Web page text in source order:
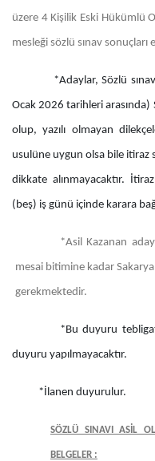
üzere 4 Kişilik Eski Hükümlü
mesleği sözlü sınav sonuçları
*Adaylar, Sözlü sınav
Ocak 2026 tarihleri arasında)
olup, yazılı olmayan
usulüne uygun olsa bile itiraz
dikkate alınmayacaktır.
(beş) iş günü içinde karara
*Asil Kazanan adaylar
mesai bitimine kadar
gerekmektedir.
*Bu duyuru tebligat
duyuru yapılmayacaktır.
*İlanen duyurulur.
SÖZLÜ SINAVI ASİL
BELGELER :